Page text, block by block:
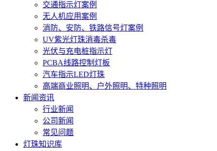
交通指示灯案例
无人机应用案例
消防、安防、铁路信号灯案例
UV紫光灯珠消毒杀毒
光伏与充电桩指示灯
PCBA线路控制灯板
汽车指示LED灯珠
高端商业照明、户外照明、特种照明
新闻资讯
行业新闻
公司新闻
常见问题
灯珠知识库